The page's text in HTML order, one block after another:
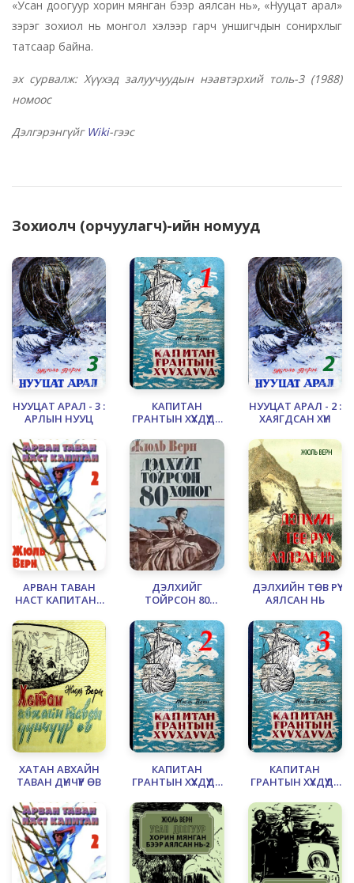
«Усан доогуур хорин мянган бээр аялсан нь», «Нууцат арал»
зэрэг зохиол нь монгол хэлээр гарч уншигчдын сонирхлыг
татсаар байна.
эх сурвалж: Хүүхэд залуучуудын нэавтэрхий толь-3 (1988)
номоос
Дэлгэрэнгүйг Wiki-гээс
Зохиолч (орчуулагч)-ийн номууд
НУУЦАТ АРАЛ - 3 :
АРЛЫН НУУЦ
КАПИТАН
ГРАНТЫН ХҮҮХДҮҮД -
НУУЦАТ АРАЛ - 2 :
ХАЯГДСАН ХҮН
АРВАН ТАВАН
НАСТ КАПИТАН -
ДЭЛХИЙГ
ТОЙРСОН 80
ДЭЛХИЙН ТӨВ РҮҮ
АЯЛСАН НЬ
ХАТАН АВХАЙН
ТАВАН ДҮНЧҮҮР ӨВ
КАПИТАН
ГРАНТЫН ХҮҮХДҮҮД -
КАПИТАН
ГРАНТЫН ХҮҮХДҮҮД -